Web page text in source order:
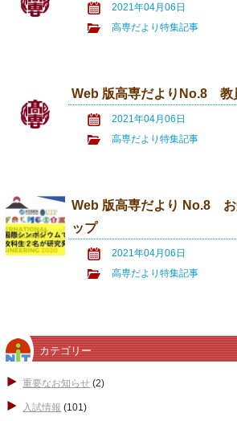
2021年04月06日
高専だより特集記事
Web 版高専だよりNo.8 教
2021年04月06日
高専だより特集記事
Web 版高専だより No.8 お
ップ
2021年04月06日
高専だより特集記事
カテゴリー
重要なお知らせ (2)
入試情報 (101)